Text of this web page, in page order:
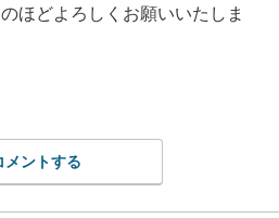
ほどよろしくお願いいたしま
メントする